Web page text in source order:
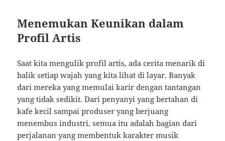
Menemukan Keunikan dalam
Profil Artis
Saat kita mengulik profil artis, ada cerita menarik di
balik setiap wajah yang kita lihat di layar. Banyak
dari mereka yang memulai karir dengan tantangan
yang tidak sedikit. Dari penyanyi yang bertahan di
kafe kecil sampai produser yang berjuang
menembus industri, semua itu adalah bagian dari
perjalanan yang membentuk karakter musik